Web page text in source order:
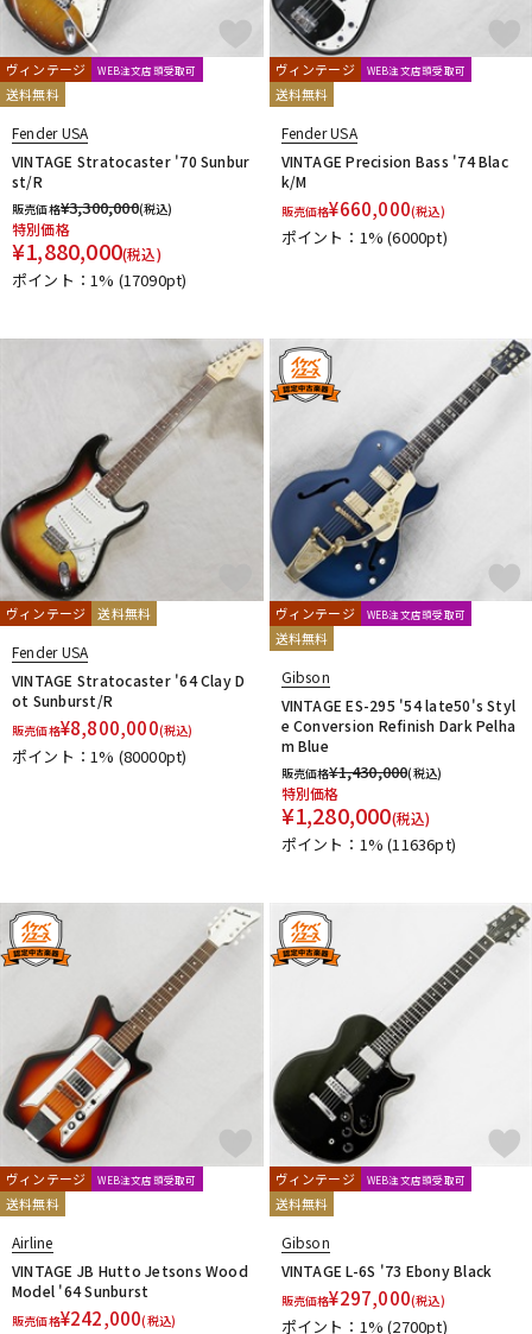
ヴィンテージ WEB注文店頭受取可
送料無料
Fender USA
VINTAGE Stratocaster '70 Sunbur
st/R
販売価格¥3,300,000(税込)
特別価格
¥1,880,000(税込)
ポイント：1% (17090pt)
ヴィンテージ WEB注文店頭受取可
送料無料
Fender USA
VINTAGE Precision Bass '74 Blac
k/M
販売価格¥660,000(税込)
ポイント：1%(6000pt)
ヴィンテージ 送料無料
Fender USA
VINTAGE Stratocaster '64 Clay D
ot Sunburst/R
販売価格¥8,800,000(税込)
ポイント：1% (80000pt)
ヴィンテージ WEB注文店頭受取可
送料無料
Gibson
VINTAGE ES-295 '54 late50's Styl
e Conversion Refinish Dark Pelha
m Blue
販売価格¥1,430,000(税込)
特別価格
¥1,280,000(税込)
ポイント：1%(11636pt)
ヴィンテージ WEB注文店頭受取可
送料無料
Airline
VINTAGE JB Hutto Jetsons Wood
Model '64 Sunburst
販売価格¥242,000(税込)
ヴィンテージ WEB注文店頭受取可
送料無料
Gibson
VINTAGE L-6S '73 Ebony Black
販売価格¥297,000(税込)
ポイント：1%(2700pt)